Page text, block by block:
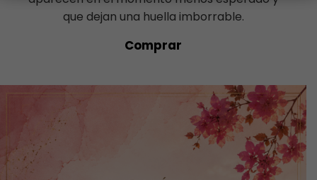
que dejan una huella imborrable.
Comprar